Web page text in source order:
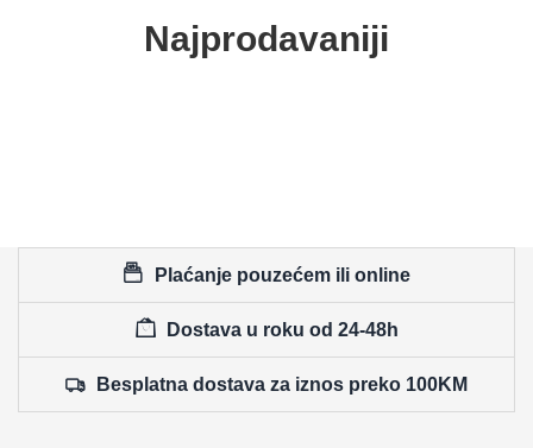
Najprodavaniji
Plaćanje pouzećem ili online
Dostava u roku od 24-48h
Besplatna dostava za iznos preko 100KM